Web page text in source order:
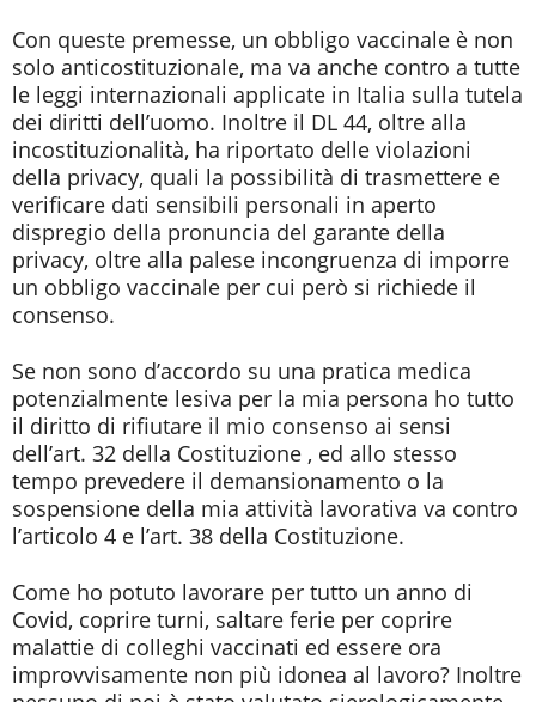
Con queste premesse, un obbligo vaccinale è non
solo anticostituzionale, ma va anche contro a tutte
le leggi internazionali applicate in Italia sulla tutela
dei diritti dell’uomo. Inoltre il DL 44, oltre alla
incostituzionalità, ha riportato delle violazioni
della privacy, quali la possibilità di trasmettere e
verificare dati sensibili personali in aperto
dispregio della pronuncia del garante della
privacy, oltre alla palese incongruenza di imporre
un obbligo vaccinale per cui però si richiede il
consenso.
Se non sono d’accordo su una pratica medica
potenzialmente lesiva per la mia persona ho tutto
il diritto di rifiutare il mio consenso ai sensi
dell’art. 32 della Costituzione , ed allo stesso
tempo prevedere il demansionamento o la
sospensione della mia attività lavorativa va contro
l’articolo 4 e l’art. 38 della Costituzione.
Come ho potuto lavorare per tutto un anno di
Covid, coprire turni, saltare ferie per coprire
malattie di colleghi vaccinati ed essere ora
improvvisamente non più idonea al lavoro? Inoltre